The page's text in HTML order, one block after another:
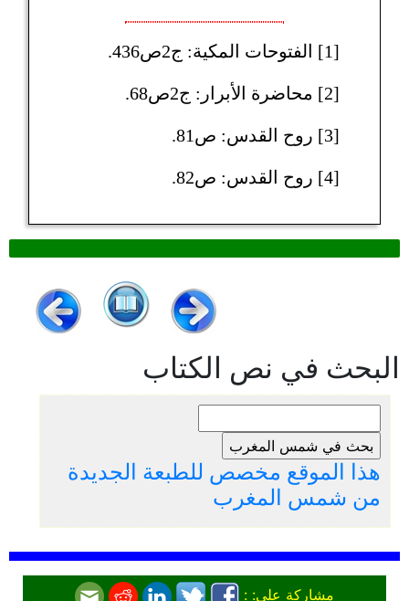
[1] الفتوحات المكية: ج2ص436.
[2] محاضرة الأبرار: ج2ص68.
[3] روح القدس: ص81.
[4] روح القدس: ص82.
البحث في نص الكتاب
هذا الموقع مخصص للطبعة الجديدة
من شمس المغرب
مشاركة على: :